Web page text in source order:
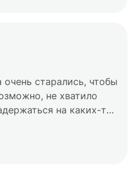
и реальность
вам большое!
старались, чтобы
не хватило
на каких-то
в рамках данного